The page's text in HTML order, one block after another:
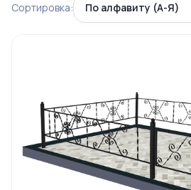
Сортировка: